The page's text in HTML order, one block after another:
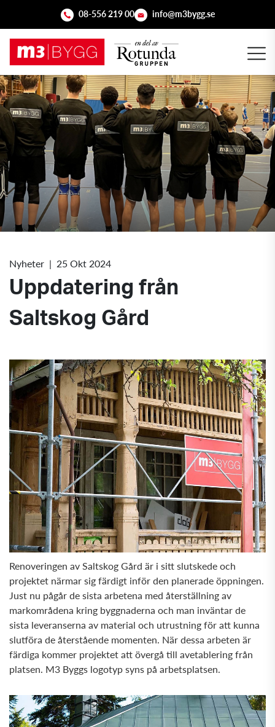
08-556 219 00 info@m3bygg.se
Nyheter | 25 Okt 2024
Uppdatering från
Saltskog Gård
Renoveringen av Saltskog Gård är i sitt slutskede och
projektet närmar sig färdigt inför den planerade öppningen.
Just nu pågår de sista arbetena med återställning av
markområdena kring byggnaderna och man inväntar de
sista leveranserna av material och utrustning för att kunna
slutföra de återstående momenten. När dessa arbeten är
färdiga kommer projektet att övergå till avetablering från
platsen. M3 Byggs logotyp syns på arbetsplatsen.